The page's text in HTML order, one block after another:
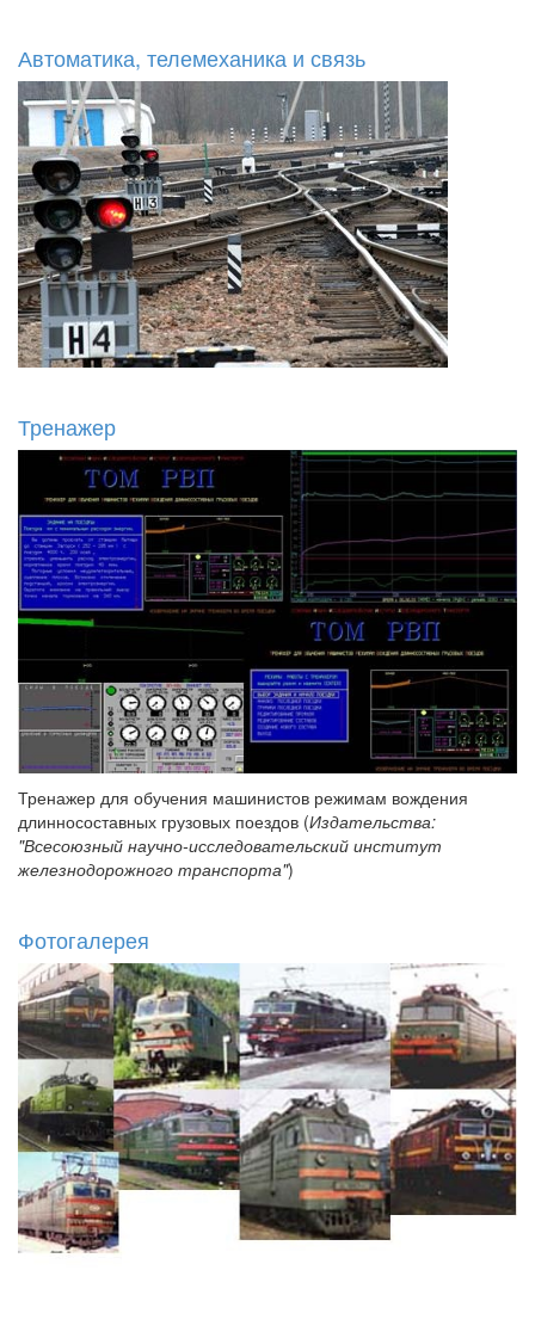
Автоматика, телемеханика и связь
Тренажер
Тренажер для обучения машинистов режимам вождения
длинносоставных грузовых поездов (Издательства:
"Всесоюзный научно-исследовательский институт
железнодорожного транспорта")
Фотогалерея